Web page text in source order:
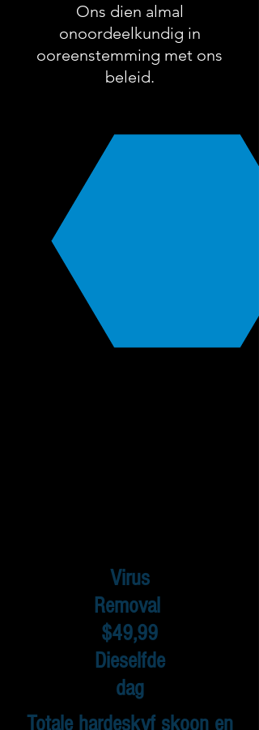
Ons dien almal
onoordeelkundig in
ooreenstemming met ons
beleid.
Virus
Removal
$49,99
Dieselfde
dag
Totale hardeskyf skoon en